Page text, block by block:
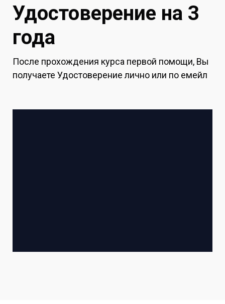
Удостоверение на 3
года
После прохождения курса первой помощи, Вы
получаете Удостоверение лично или по емейл